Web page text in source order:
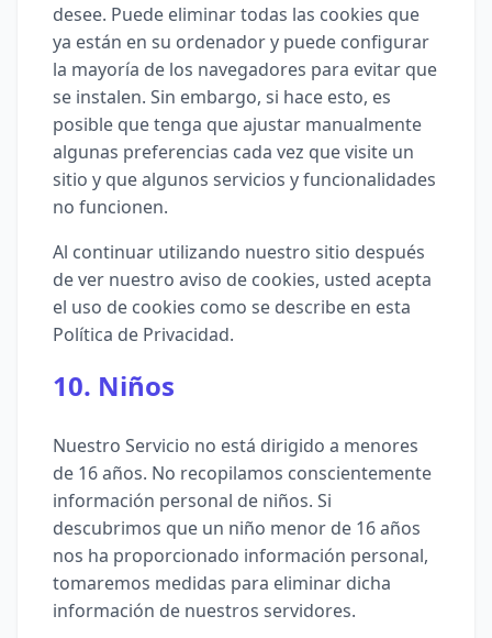
desee. Puede eliminar todas las cookies que
ya están en su ordenador y puede configurar
la mayoría de los navegadores para evitar que
se instalen. Sin embargo, si hace esto, es
posible que tenga que ajustar manualmente
algunas preferencias cada vez que visite un
sitio y que algunos servicios y funcionalidades
no funcionen.
Al continuar utilizando nuestro sitio después
de ver nuestro aviso de cookies, usted acepta
el uso de cookies como se describe en esta
Política de Privacidad.
10. Niños
Nuestro Servicio no está dirigido a menores
de 16 años. No recopilamos conscientemente
información personal de niños. Si
descubrimos que un niño menor de 16 años
nos ha proporcionado información personal,
tomaremos medidas para eliminar dicha
información de nuestros servidores.